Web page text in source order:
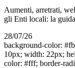
Aumenti, arretrati,
gli Enti locali: la
28/07/26
background-color:
10px; width: 22px;
color: #fff; border-